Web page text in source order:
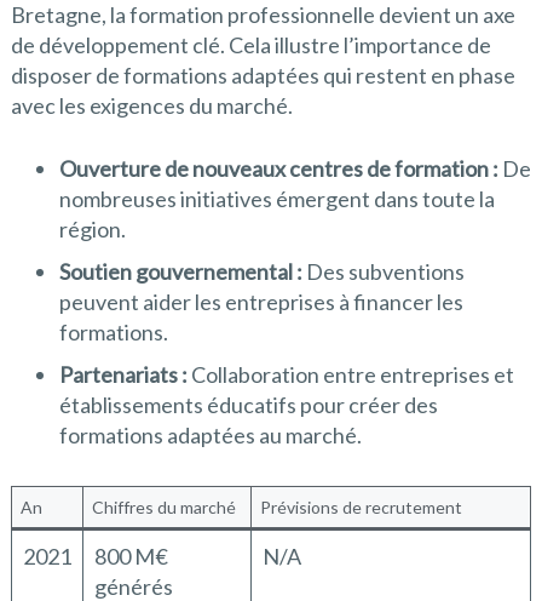
Bretagne, la formation professionnelle devient un axe
de développement clé. Cela illustre l’importance de
disposer de formations adaptées qui restent en phase
avec les exigences du marché.
Ouverture de nouveaux centres de formation : De
nombreuses initiatives émergent dans toute la
région.
Soutien gouvernemental : Des subventions
peuvent aider les entreprises à financer les
formations.
Partenariats : Collaboration entre entreprises et
établissements éducatifs pour créer des
formations adaptées au marché.
An Chiffres du marché Prévisions de recrutement
2021
800 M€
générés
N/A